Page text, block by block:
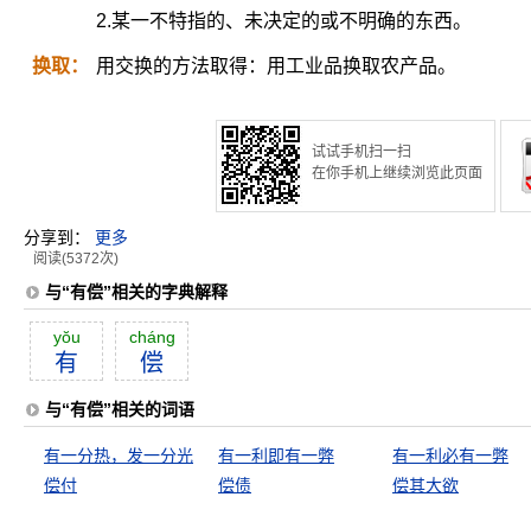
2.某一不特指的、未决定的或不明确的东西。
换取： 用交换的方法取得：用工业品换取农产品。
试试手机扫一扫
在你手机上继续浏览此页面
分享到： 更多
阅读(5372次)
与“有偿”相关的字典解释
yŏu
有
cháng
偿
与“有偿”相关的词语
有一分热，发一分光 有一利即有一弊
有一利必有一弊
偿付
偿债 偿其大欲